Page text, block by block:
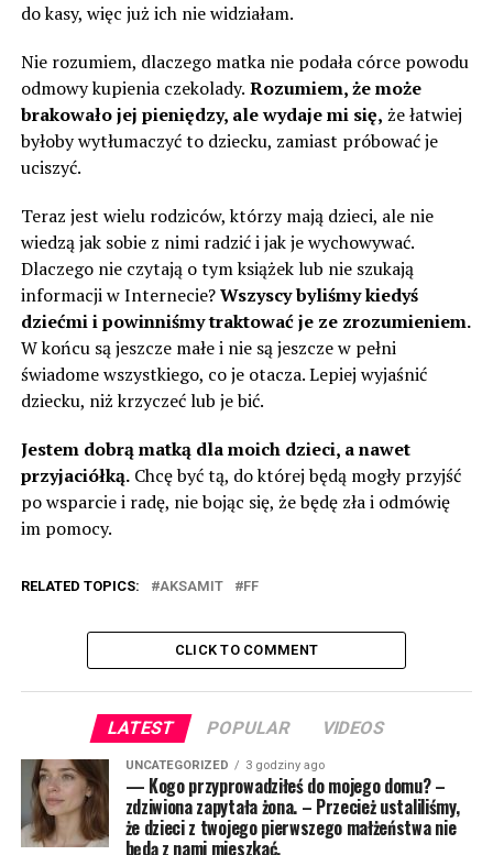
do kasy, więc już ich nie widziałam.
Nie rozumiem, dlaczego matka nie podała córce powodu
odmowy kupienia czekolady. Rozumiem, że może
brakowało jej pieniędzy, ale wydaje mi się, że łatwiej
byłoby wytłumaczyć to dziecku, zamiast próbować je
uciszyć.
Teraz jest wielu rodziców, którzy mają dzieci, ale nie
wiedzą jak sobie z nimi radzić i jak je wychowywać.
Dlaczego nie czytają o tym książek lub nie szukają
informacji w Internecie?Wszyscy byliśmy kiedyś
dziećmi i powinniśmy traktować je ze zrozumieniem.
W końcu są jeszcze małe i nie są jeszcze w pełni
świadome wszystkiego, co je otacza. Lepiej wyjaśnić
dziecku, niż krzyczeć lub je bić.
Jestem dobrą matką dla moich dzieci, a nawet
przyjaciółką.Chcę być tą, do której będą mogły przyjść
po wsparcie i radę, nie bojąc się, że będę zła i odmówię
im pomocy.
RELATED TOPICS: AKSAMIT FF
CLICK TO COMMENT
LATEST POPULAR VIDEOS
UNCATEGORIZED 3 godziny ago
— Kogo przyprowadziłeś do mojego domu? –
zdziwiona zapytała żona. – Przecież ustaliliśmy,
że dzieci z twojego pierwszego małżeństwa nie
będą z nami mieszkać.